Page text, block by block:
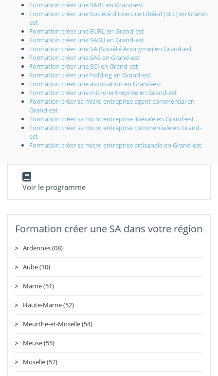
Formation créer une SARL en Grand-est
Formation créer une Société d'Exercice Libéral (SEL) en Grand-
est
Formation créer une EURL en Grand-est
Formation créer une SASU en Grand-est
Formation créer une SA (Société Anonyme) en Grand-est
Formation créer une SAS en Grand-est
Formation créer une SCI en Grand-est
Formation créer une holding en Grand-est
Formation créer une association en Grand-est
Formation créer une micro-entreprise en Grand-est
Formation créer sa micro entreprise agent commercial en
Grand-est
Formation créer sa micro entreprise libérale en Grand-est
Formation créer sa micro entreprise commerciale en Grand-
est
Formation créer sa micro entreprise artisanale en Grand-est
Voir le programme
Formation créer une SA dans votre région
Ardennes (08)
Aube (10)
Marne (51)
Haute-Marne (52)
Meurthe-et-Moselle (54)
Meuse (55)
Moselle (57)